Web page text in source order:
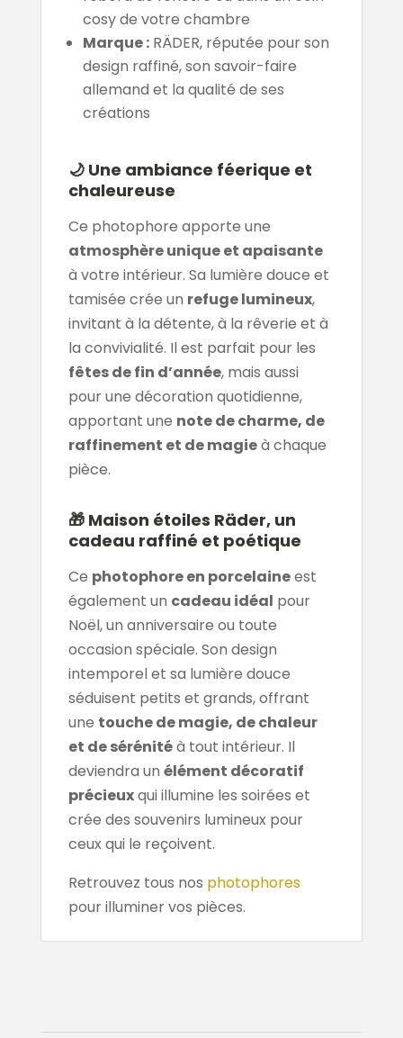
cosy de votre chambre
Marque :RÄDER, réputée pour son
design raffiné, son savoir-faire
allemand et la qualité de ses
créations
🌙 Une ambiance féerique et
chaleureuse
Ce photophore apporte une
atmosphère unique et apaisante
à votre intérieur. Sa lumière douce et
tamisée crée un refuge lumineux,
invitant à la détente, à la rêverie et à
la convivialité. Il est parfait pour les
fêtes de fin d’année, mais aussi
pour une décoration quotidienne,
apportant une note de charme, de
raffinement et de magieà chaque
pièce.
🎁 Maison étoiles Räder, un
cadeau raffiné et poétique
Ce photophore en porcelaineest
également un cadeau idéal pour
Noël, un anniversaire ou toute
occasion spéciale. Son design
intemporel et sa lumière douce
séduisent petits et grands, offrant
une touche de magie, de chaleur
et de sérénitéà tout intérieur. Il
deviendra un élément décoratif
précieuxqui illumine les soirées et
crée des souvenirs lumineux pour
ceux qui le reçoivent.
Retrouvez tous nos photophores
pour illuminer vos pièces.